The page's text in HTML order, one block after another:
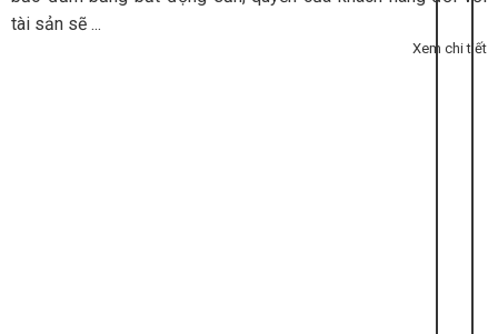
tài sản sẽ ...
Xem chi tiết